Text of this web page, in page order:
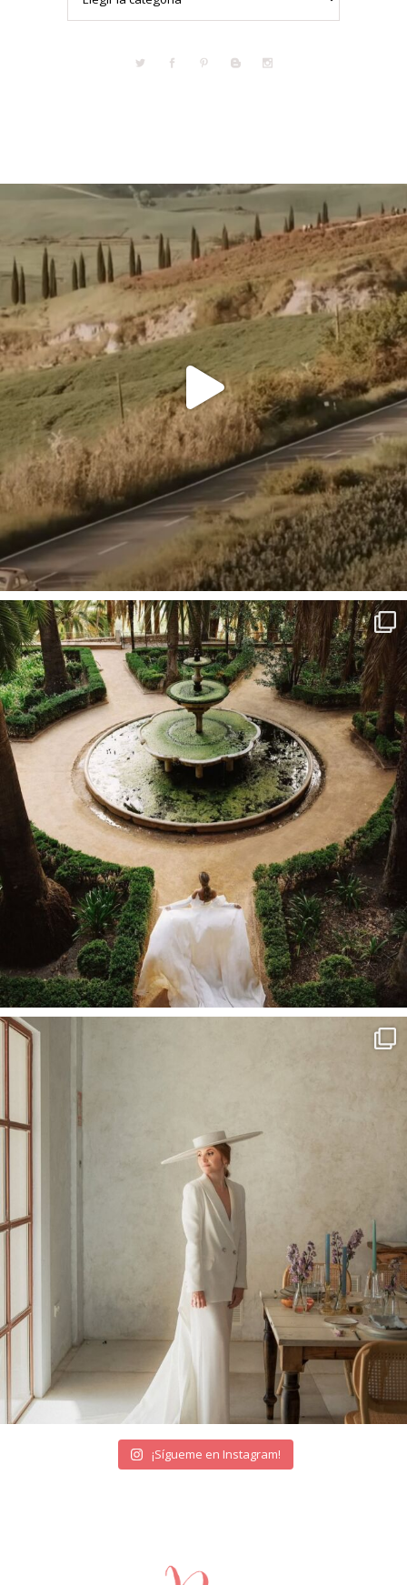
¡Sígueme en Instagram!